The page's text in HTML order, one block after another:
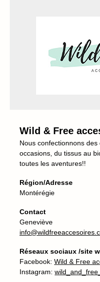
Wild & Free
Nous confectionnons
occasions, du tissus au
toutes les aventures!!
Région/Adresse
Montérégie
Contact
Geneviève
Réseaux sociaux /site
Facebook: Wild & Free
Instagram: